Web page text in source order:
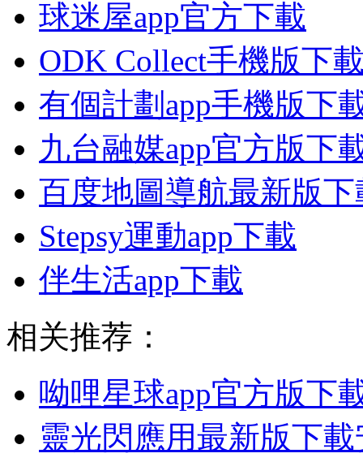
球迷屋app官方下載
ODK Collect手機版下
有個計劃app手機版下
九台融媒app官方版下
百度地圖導航最新版下
Stepsy運動app下載
伴生活app下載
相关推荐：
呦哩星球app官方版下
靈光閃應用最新版下